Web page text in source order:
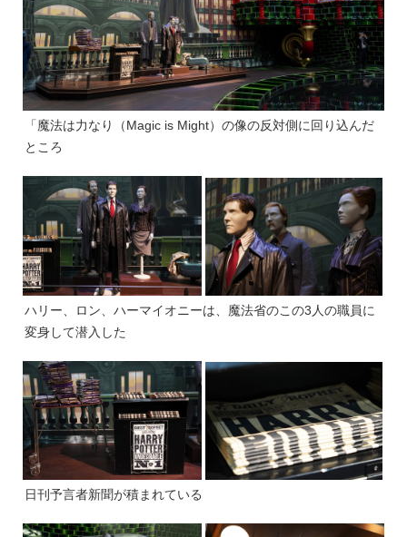
「魔法は力なり（Magic is Might）の像の反対側に回り込んだ
ところ
ハリー、ロン、ハーマイオニーは、魔法省のこの3人の職員に
変身して潜入した
日刊予言者新聞が積まれている